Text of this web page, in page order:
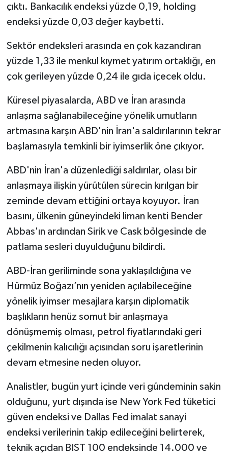
çıktı. Bankacılık endeksi yüzde 0,19, holding
endeksi yüzde 0,03 değer kaybetti.
Sektör endeksleri arasında en çok kazandıran
yüzde 1,33 ile menkul kıymet yatırım ortaklığı, en
çok gerileyen yüzde 0,24 ile gıda içecek oldu.
Küresel piyasalarda, ABD ve İran arasında
anlaşma sağlanabileceğine yönelik umutların
artmasına karşın ABD'nin İran'a saldırılarının tekrar
başlamasıyla temkinli bir iyimserlik öne çıkıyor.
ABD'nin İran'a düzenlediği saldırılar, olası bir
anlaşmaya ilişkin yürütülen sürecin kırılgan bir
zeminde devam ettiğini ortaya koyuyor. İran
basını, ülkenin güneyindeki liman kenti Bender
Abbas'ın ardından Sirik ve Cask bölgesinde de
patlama sesleri duyulduğunu bildirdi.
ABD-İran geriliminde sona yaklaşıldığına ve
Hürmüz Boğazı’nın yeniden açılabileceğine
yönelik iyimser mesajlara karşın diplomatik
başlıkların henüz somut bir anlaşmaya
dönüşmemiş olması, petrol fiyatlarındaki geri
çekilmenin kalıcılığı açısından soru işaretlerinin
devam etmesine neden oluyor.
Analistler, bugün yurt içinde veri gündeminin sakin
olduğunu, yurt dışında ise New York Fed tüketici
güven endeksi ve Dallas Fed imalat sanayi
endeksi verilerinin takip edileceğini belirterek,
teknik açıdan BIST 100 endeksinde 14.000 ve